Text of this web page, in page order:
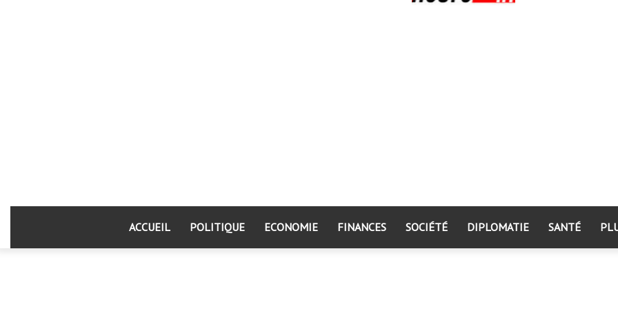
ACCUEIL POLITIQUE ECONOMIE FINANCES SOCIÉTÉ DIPLOMATIE SANTÉ